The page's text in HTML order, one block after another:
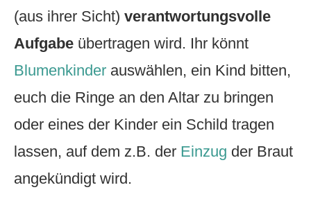
(aus ihrer Sicht) verantwortungsvolle
Aufgabe übertragen wird. Ihr könnt
Blumenkinder auswählen, ein Kind bitten,
euch die Ringe an den Altar zu bringen
oder eines der Kinder ein Schild tragen
lassen, auf dem z.B. der Einzug der Braut
angekündigt wird.